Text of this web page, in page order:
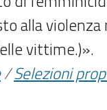
alla
vittime.)».
/Selezioni